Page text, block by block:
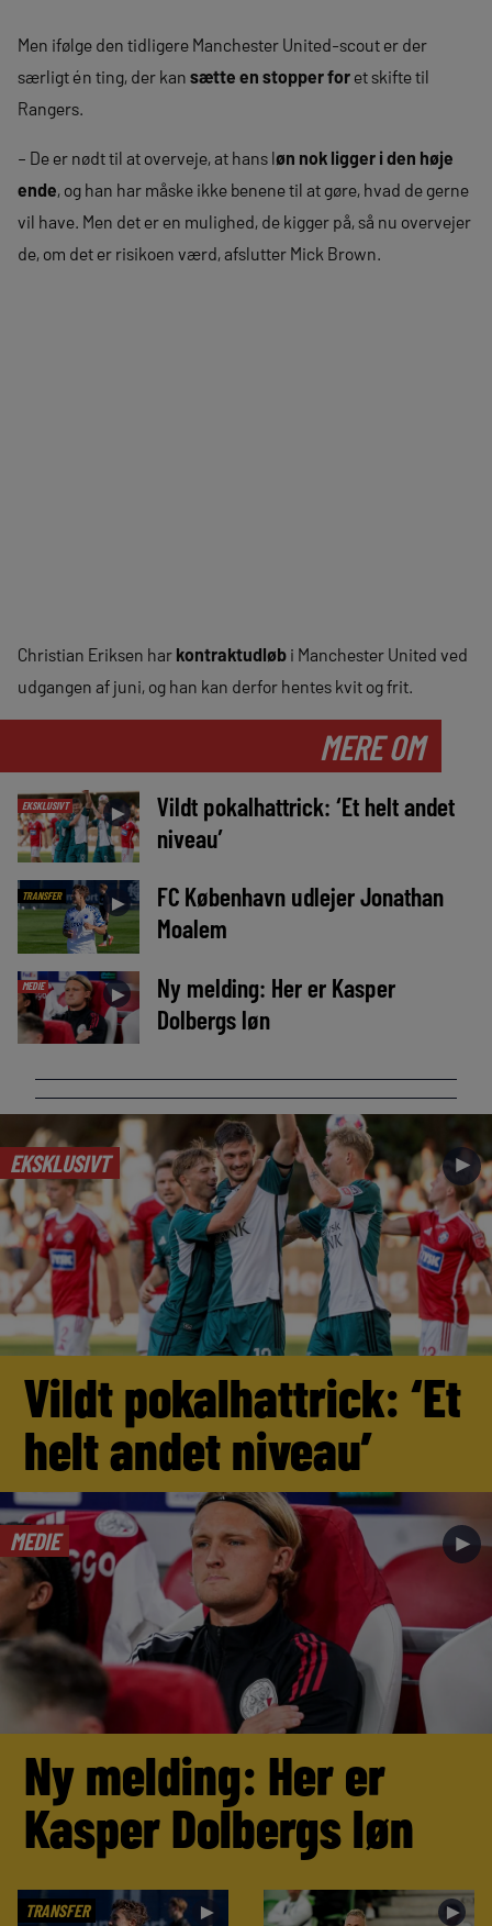
Men ifølge den tidligere Manchester United-scout er der
særligt én ting, der kan sætte en stopper for et skifte til
Rangers.
– De er nødt til at overveje, at hans løn nok ligger i den høje
ende, og han har måske ikke benene til at gøre, hvad de gerne
vil have. Men det er en mulighed, de kigger på, så nu overvejer
de, om det er risikoen værd, afslutter Mick Brown.
Christian Eriksen har kontraktudløb i Manchester United ved
udgangen af juni, og han kan derfor hentes kvit og frit.
MERE OM
EKSKLUSIVT ►
Vildt pokalhattrick: ‘Et helt andet
niveau’
TRANSFER ►
FC København udlejer Jonathan
Moalem
MEDIE ►
Ny melding: Her er Kasper
Dolbergs løn
EKSKLUSIVT ►
Vildt pokalhattrick: ‘Et
helt andet niveau’
MEDIE ►
Ny melding: Her er
Kasper Dolbergs løn
TRANSFER ► ►